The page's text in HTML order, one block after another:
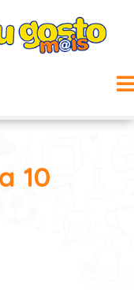
10